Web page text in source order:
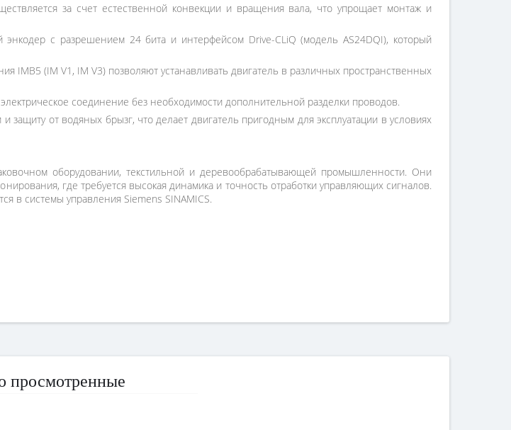
за счет естественной конвекции и вращения вала, что упрощает монтаж и
с разрешением 24 бита и интерфейсом Drive-CLiQ (модель AS24DQI), который
IMB5 (IM V1, IM V3) позволяют устанавливать двигатель в различных пространственных
соединение без необходимости дополнительной разделки проводов.
защиту от водяных брызг, что делает двигатель пригодным для эксплуатации в условиях
оборудовании, текстильной и деревообрабатывающей промышленности. Они
где требуется высокая динамика и точность отработки управляющих сигналов.
в системы управления Siemens SINAMICS.
просмотренные